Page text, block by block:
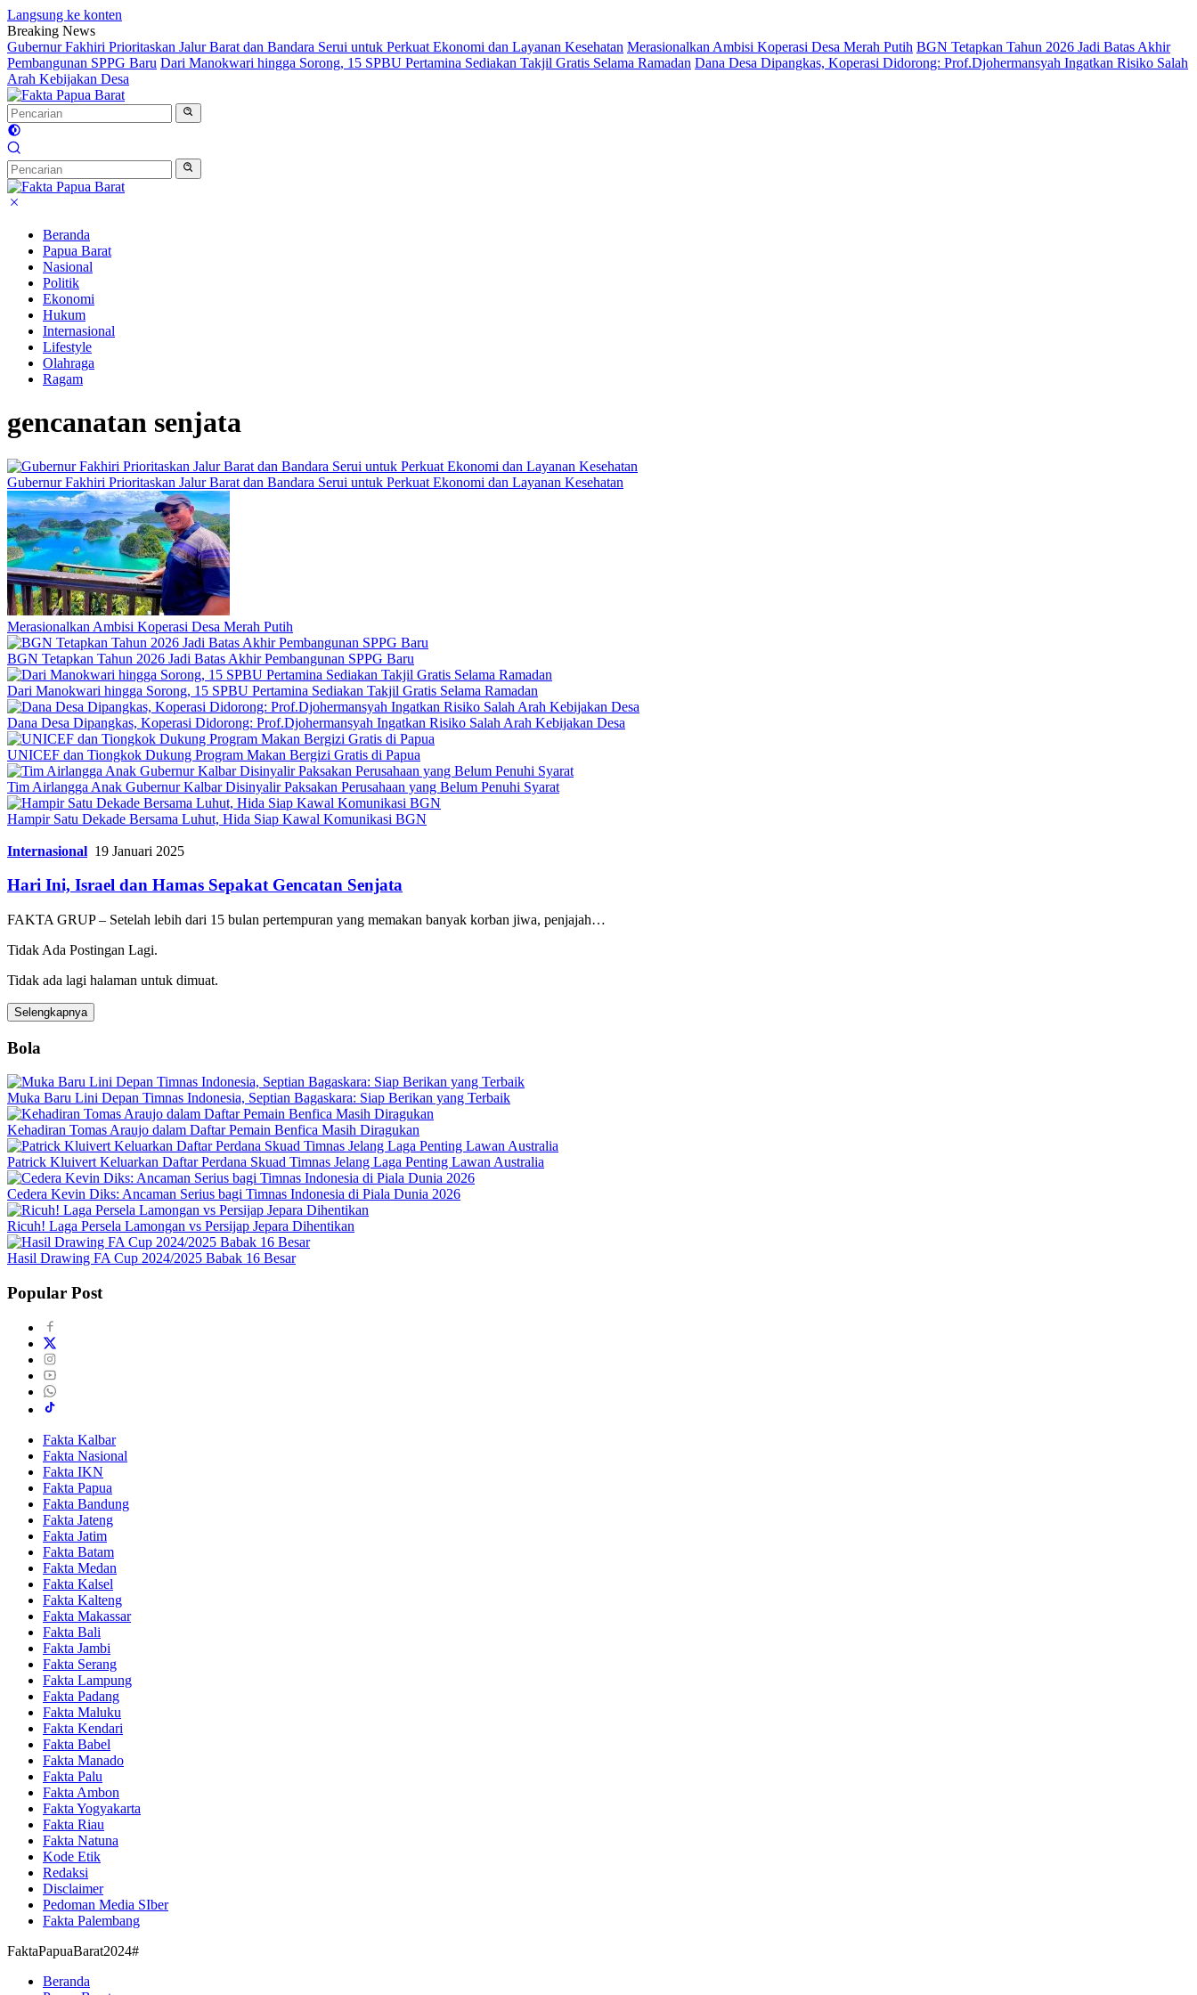
Langsung ke konten
Breaking News
Gubernur Fakhiri Prioritaskan Jalur Barat dan Bandara Serui untuk Perkuat Ekonomi dan Layanan Kesehatan Merasionalkan Ambisi Koperasi Desa Merah Putih BGN Tetapkan Tahun 2026 Jadi Batas Akhir
Pembangunan SPPG Baru Dari Manokwari hingga Sorong, 15 SPBU Pertamina Sediakan Takjil Gratis Selama Ramadan Dana Desa Dipangkas, Koperasi Didorong: Prof.Djohermansyah Ingatkan Risiko Salah
Arah Kebijakan Desa
Beranda
Papua Barat
Nasional
Politik
Ekonomi
Hukum
Internasional
Lifestyle
Olahraga
Ragam
gencanatan senjata
Gubernur Fakhiri Prioritaskan Jalur Barat dan Bandara Serui untuk Perkuat Ekonomi dan Layanan Kesehatan
Merasionalkan Ambisi Koperasi Desa Merah Putih
BGN Tetapkan Tahun 2026 Jadi Batas Akhir Pembangunan SPPG Baru
Dari Manokwari hingga Sorong, 15 SPBU Pertamina Sediakan Takjil Gratis Selama Ramadan
Dana Desa Dipangkas, Koperasi Didorong: Prof.Djohermansyah Ingatkan Risiko Salah Arah Kebijakan Desa
UNICEF dan Tiongkok Dukung Program Makan Bergizi Gratis di Papua
Tim Airlangga Anak Gubernur Kalbar Disinyalir Paksakan Perusahaan yang Belum Penuhi Syarat
Hampir Satu Dekade Bersama Luhut, Hida Siap Kawal Komunikasi BGN
Internasional 19 Januari 2025
Hari Ini, Israel dan Hamas Sepakat Gencatan Senjata
FAKTA GRUP – Setelah lebih dari 15 bulan pertempuran yang memakan banyak korban jiwa, penjajah…
Tidak Ada Postingan Lagi.
Tidak ada lagi halaman untuk dimuat.
Selengkapnya
Bola
Muka Baru Lini Depan Timnas Indonesia, Septian Bagaskara: Siap Berikan yang Terbaik
Kehadiran Tomas Araujo dalam Daftar Pemain Benfica Masih Diragukan
Patrick Kluivert Keluarkan Daftar Perdana Skuad Timnas Jelang Laga Penting Lawan Australia
Cedera Kevin Diks: Ancaman Serius bagi Timnas Indonesia di Piala Dunia 2026
Ricuh! Laga Persela Lamongan vs Persijap Jepara Dihentikan
Hasil Drawing FA Cup 2024/2025 Babak 16 Besar
Popular Post
Fakta Kalbar
Fakta Nasional
Fakta IKN
Fakta Papua
Fakta Bandung
Fakta Jateng
Fakta Jatim
Fakta Batam
Fakta Medan
Fakta Kalsel
Fakta Kalteng
Fakta Makassar
Fakta Bali
Fakta Jambi
Fakta Serang
Fakta Lampung
Fakta Padang
Fakta Maluku
Fakta Kendari
Fakta Babel
Fakta Manado
Fakta Palu
Fakta Ambon
Fakta Yogyakarta
Fakta Riau
Fakta Natuna
Kode Etik
Redaksi
Disclaimer
Pedoman Media SIber
Fakta Palembang
FaktaPapuaBarat2024#
Beranda